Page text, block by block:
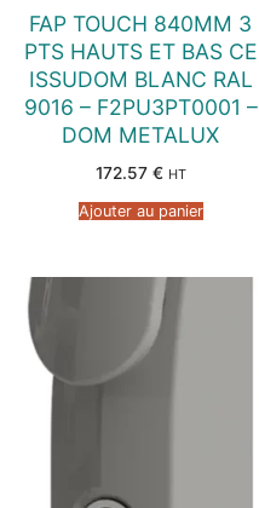
FAP TOUCH 840MM 3
PTS HAUTS ET BAS CE
ISSUDOM BLANC RAL
9016 – F2PU3PT0001 –
DOM METALUX
172.57 € HT
Ajouter au panier